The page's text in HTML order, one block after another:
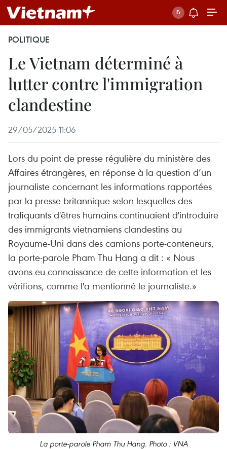
POLITIQUE
Le Vietnam déterminé à
lutter contre l'immigration
clandestine
29/05/2025 11:06
Lors du point de presse régulière du ministère des
Affaires étrangères, en réponse à la question d’un
journaliste concernant les informations rapportées
par la presse britannique selon lesquelles des
trafiquants d'êtres humains continuaient d'introduire
des immigrants vietnamiens clandestins au
Royaume-Uni dans des camions porte-conteneurs,
la porte-parole Pham Thu Hang a dit : « Nous
avons eu connaissance de cette information et les
vérifions, comme l'a mentionné le journaliste.»
La porte-parole Pham Thu Hang. Photo : VNA